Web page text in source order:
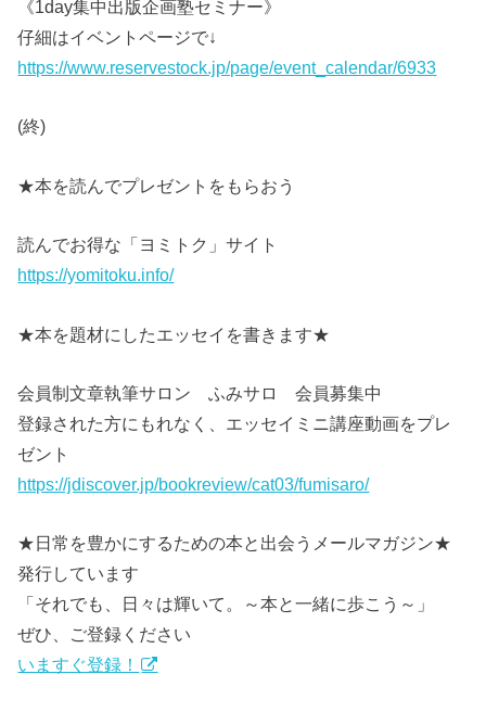
《1day集中出版企画塾セミナー》
仔細はイベントページで↓
https://www.reservestock.jp/page/event_calendar/6933
(終)
★本を読んでプレゼントをもらおう
読んでお得な「ヨミトク」サイト
https://yomitoku.info/
★本を題材にしたエッセイを書きます★
会員制文章執筆サロン ふみサロ 会員募集中
登録された方にもれなく、エッセイミニ講座動画をプレ
ゼント
https://jdiscover.jp/bookreview/cat03/fumisaro/
★日常を豊かにするための本と出会うメールマガジン★
発行しています
「それでも、日々は輝いて。～本と一緒に歩こう～」
ぜひ、ご登録ください
いますぐ登録！